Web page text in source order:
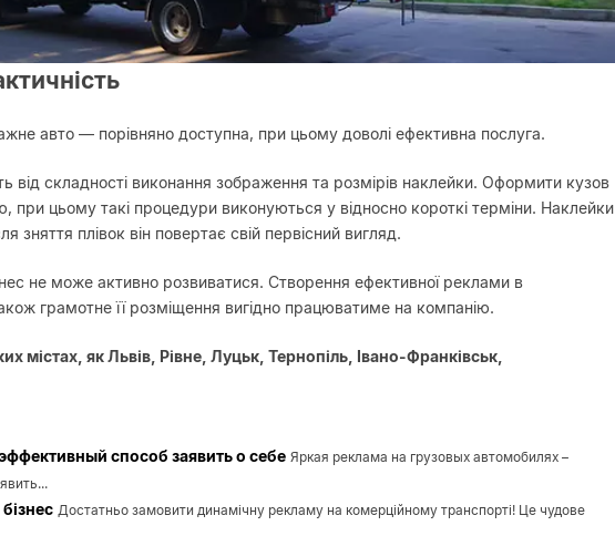
авто — порівняно доступна, при цьому доволі ефективна послуга.
від складності виконання зображення та розмірів наклейки. Оформити кузов
при цьому такі процедури виконуються у відносно короткі терміни. Наклейки
зняття плівок він повертає свій первісний вигляд.
не може активно розвиватися. Створення ефективної реклами в
грамотне її розміщення вигідно працюватиме на компанію.
містах, як Львів, Рівне, Луцьк, Тернопіль, Івано-Франківськ,
способ заявить о себе Яркая реклама на грузовых автомобилях –
Достатньо замовити динамічну рекламу на комерційному транспорті! Це чудове